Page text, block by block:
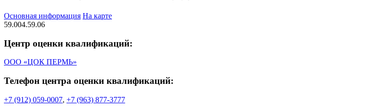
Основная информация На карте
59.004.59.06
Центр оценки квалификаций:
ООО «ЦОК ПЕРМЬ»
Телефон центра оценки квалификаций:
+7 (912) 059-0007, +7 (963) 877-3777